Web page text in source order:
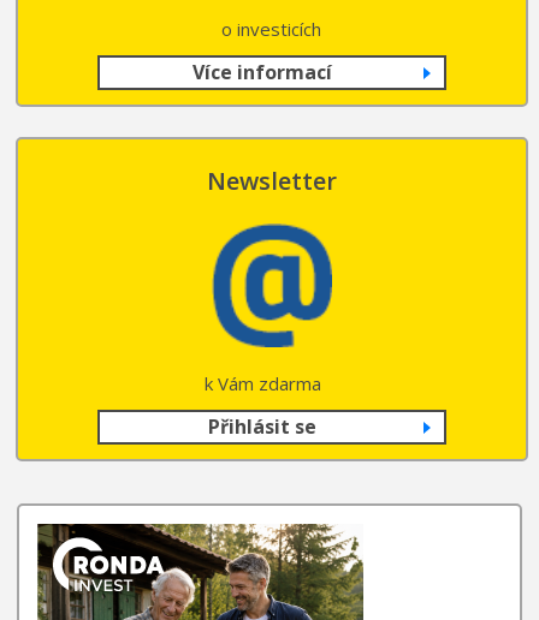
o investicích
Více informací
Newsletter
k Vám zdarma
Přihlásit se